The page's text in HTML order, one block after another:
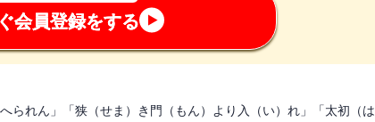
会員登録をする
られん」「狭（せま）き門（もん）より入（い）れ」「太初（は